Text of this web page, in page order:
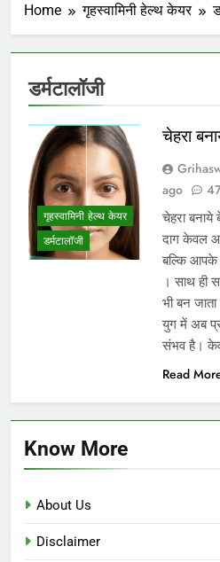
Home गृहस्वामिनी हेल्थ केयर
डर्मटालॉजी
गृहस्वामिनी हेल्थ केयर
डर्मटालॉजी
चेहरा
ago
चेहरा बनाये
दाग केवल
बल्कि आपके
। साथ ही
भी बन
युग में अब
संभव है।
Read
Know More
About Us
Disclaimer